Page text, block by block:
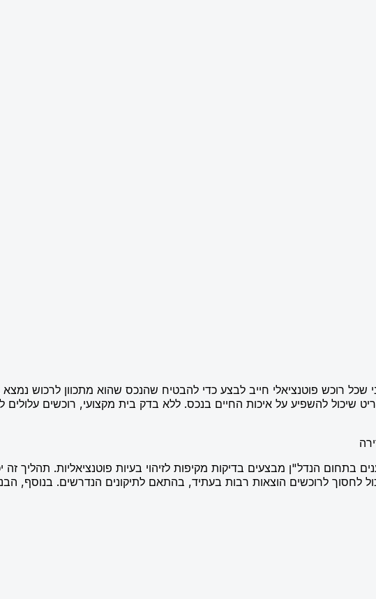
שכל רוכש פוטנציאלי חייב לבצע כדי להבטיח שהנכס שהוא מתכוון לרכוש
שיכול להשפיע על איכות החיים בנכס. ללא בדק בית מקצועי, רוכשים
בתחום הנדל"ן מבצעים בדיקות מקיפות לזיהוי בעיות פוטנציאליות. תהליך
לחסוך לרוכשים הוצאות רבות בעתיד, בהתאם לתיקונים הנדרשים. בנוסף,